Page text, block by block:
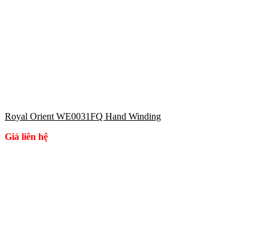
Royal Orient WE0031FQ Hand Winding
Giá liên hệ